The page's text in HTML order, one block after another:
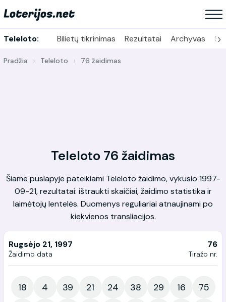
Teleloto: Bilietų tikrinimas Rezultatai Archyvas ›
Pradžia Teleloto 76 žaidimas
Teleloto 76 žaidimas
Šiame puslapyje pateikiami Teleloto žaidimo, vykusio 1997-
09-21, rezultatai: ištraukti skaičiai, žaidimo statistika ir
laimėtojų lentelės. Duomenys reguliariai atnaujinami po
kiekvienos transliacijos.
Rugsėjo 21, 1997
Žaidimo data
76
Tiražo nr.
18 4 39 21 24 38 29 16
75